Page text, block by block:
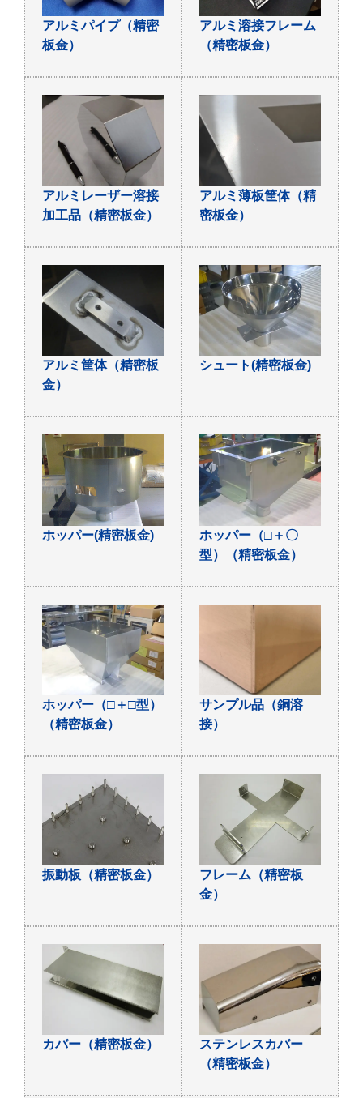
アルミパイプ（精密
板金）
アルミ溶接フレーム
（精密板金）
アルミレーザー溶接
加工品（精密板金）
アルミ薄板筐体（精
密板金）
アルミ筐体（精密板
金）
シュート(精密板金)
ホッパー(精密板金)
ホッパー（□＋〇
型）（精密板金）
ホッパー（□＋□型）
（精密板金）
サンプル品（銅溶
接）
振動板（精密板金）
フレーム（精密板
金）
カバー（精密板金）
ステンレスカバー
（精密板金）